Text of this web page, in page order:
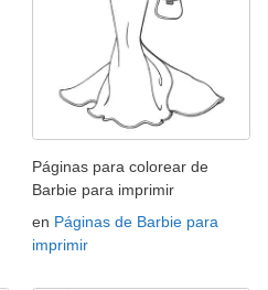
Páginas para colorear de
Barbie para imprimir
en Páginas de Barbie para
imprimir